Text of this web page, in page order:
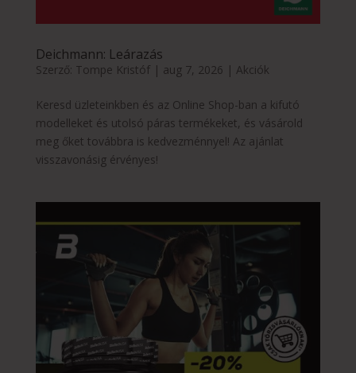
Deichmann: Leárazás
Szerző: Tompe Kristóf| aug 7, 2026 | Akciók
Keresd üzleteinkben és az Online Shop-ban a kifutó
modelleket és utolsó páras termékeket, és vásárold
meg őket továbbra is kedvezménnyel! Az ajánlat
visszavonásig érvényes!